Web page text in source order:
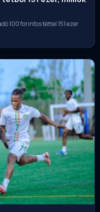
100 forintos téttel 151 ezer